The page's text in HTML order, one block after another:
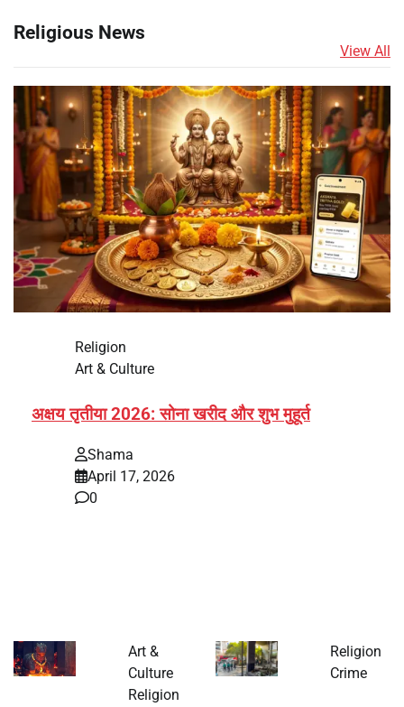
Religious News
View All
Religion
Art & Culture
अक्षय तृतीया 2026: सोना खरीद और शुभ मुहूर्त
Shama
April 17, 2026
0
Art &
Culture
Religion
Religion
Crime